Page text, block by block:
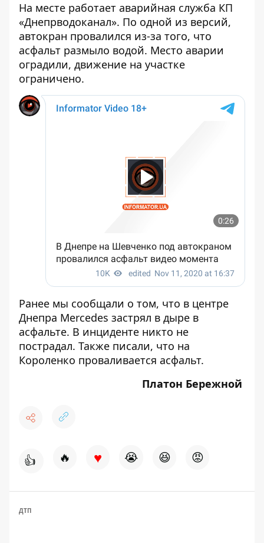
На месте работает аварийная служба КП
«Днепрводоканал». По одной из версий,
автокран провалился из-за того, что
асфальт размыло водой. Место аварии
оградили, движение на участке
ограничено.
Ранее мы сообщали о том, что в центре
Днепра Mercedes застрял в дыре в
асфальте. В инциденте никто не
пострадал. Также писали, что на
Короленко проваливается асфальт.
Платон Бережной
👍 🔥 ♥ 😭 😆 😡
ДТП